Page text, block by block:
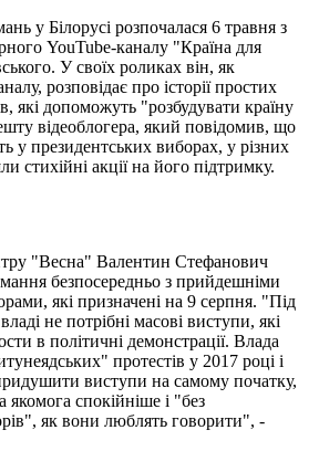
у Білорусі розпочалася 6 травня з
YouTube-каналу "Країна для
У своїх роликах він, як
розповідає про історії простих
які допоможуть "розбудувати країну
відеоблогера, який повідомив, що
у президентських виборах, у різних
стихійні акції на його підтримку.
"Весна" Валентин Стефанович
безпосередньо з прийдешніми
які призначені на 9 серпня. "Під
не потрібні масові виступи, які
в політичні демонстрації. Влада
протестів у 2017 році і
виступи на самому початку,
спокійніше і "без
як вони люблять говорити", -